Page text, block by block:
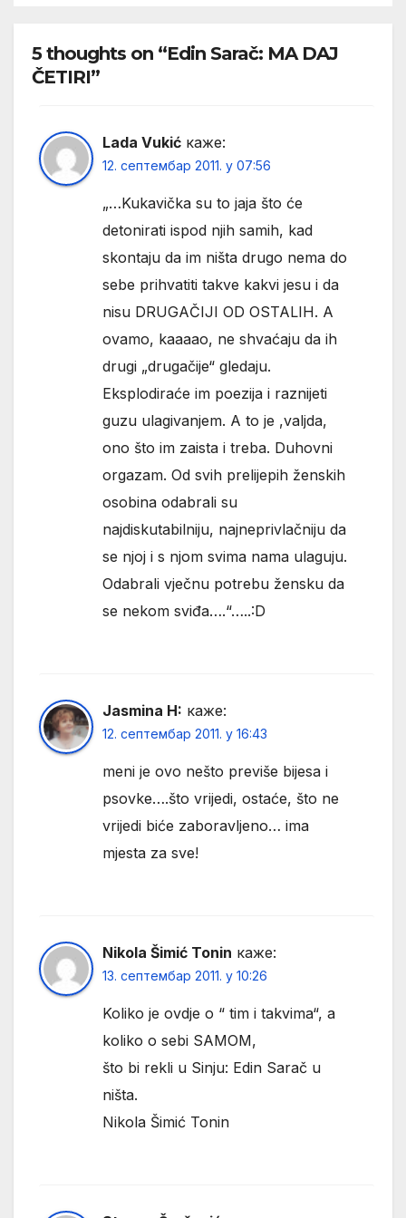
5 thoughts on “Edin Sarač: MA DAJ
ČETIRI”
Lada Vukić каже:
12. септембар 2011. у 07:56
„…Kukavička su to jaja što će
detonirati ispod njih samih, kad
skontaju da im ništa drugo nema do
sebe prihvatiti takve kakvi jesu i da
nisu DRUGAČIJI OD OSTALIH. A
ovamo, kaaaao, ne shvaćaju da ih
drugi „drugačije“ gledaju.
Eksplodiraće im poezija i raznijeti
guzu ulagivanjem. A to je ,valjda,
ono što im zaista i treba. Duhovni
orgazam. Od svih prelijepih ženskih
osobina odabrali su
najdiskutabilniju, najneprivlačniju da
se njoj i s njom svima nama ulaguju.
Odabrali vječnu potrebu žensku da
se nekom sviđa….“…..:D
Jasmina H: каже:
12. септембар 2011. у 16:43
meni je ovo nešto previše bijesa i
psovke….što vrijedi, ostaće, što ne
vrijedi biće zaboravljeno… ima
mjesta za sve!
Nikola Šimić Tonin каже:
13. септембар 2011. у 10:26
Koliko je ovdje o “ tim i takvima“, a
koliko o sebi SAMOM,
što bi rekli u Sinju: Edin Sarač u
ništa.
Nikola Šimić Tonin